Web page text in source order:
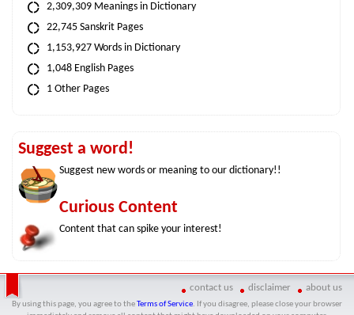
2,309,309 Meanings in Dictionary
22,745 Sanskrit Pages
1,153,927 Words in Dictionary
1,048 English Pages
1 Other Pages
Suggest a word!
Suggest new words or meaning to our dictionary!!
Curious Content
Content that can spike your interest!
contact us disclaimer about us
By using this page, you agree to the Terms of Service. If you disagree, please close your browser